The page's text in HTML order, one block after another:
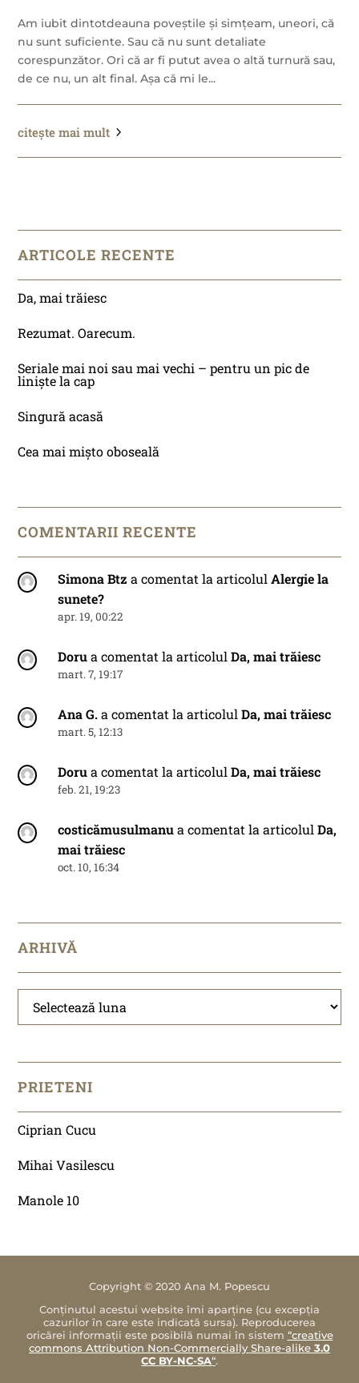
Am iubit dintotdeauna poveștile și simțeam, uneori, că
nu sunt suficiente. Sau că nu sunt detaliate
corespunzător. Ori că ar fi putut avea o altă turnură sau,
de ce nu, un alt final. Așa că mi le...
citește mai mult
ARTICOLE RECENTE
Da, mai trăiesc
Rezumat. Oarecum.
Seriale mai noi sau mai vechi – pentru un pic de
liniște la cap
Singură acasă
Cea mai mișto oboseală
COMENTARII RECENTE
Simona Btz a comentat la articolulAlergie la
sunete?
apr. 19, 00:22
Dorua comentat la articolulDa, mai trăiesc
mart. 7, 19:17
Ana G.a comentat la articolulDa, mai trăiesc
mart. 5, 12:13
Dorua comentat la articolulDa, mai trăiesc
feb. 21, 19:23
costicămusulmanua comentat la articolulDa,
mai trăiesc
oct. 10, 16:34
ARHIVĂ
Arhivă
PRIETENI
Ciprian Cucu
Mihai Vasilescu
Manole 10
Copyright © 2020 Ana M. Popescu
Conținutul acestui website îmi aparține (cu excepția
cazurilor în care este indicată sursa). Reproducerea
oricărei informații este posibilă numai în sistem “creative
commons Attribution Non-Commercially Share-alike 3.0
CC BY-NC-SA“.